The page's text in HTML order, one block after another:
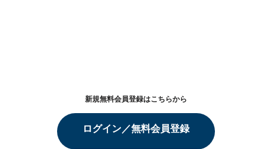
新規無料会員登録はこちらから
ログイン／無料会員登録